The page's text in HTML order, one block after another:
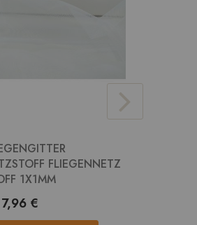
FLIEGENNETZ
1X1MM
7,96 €